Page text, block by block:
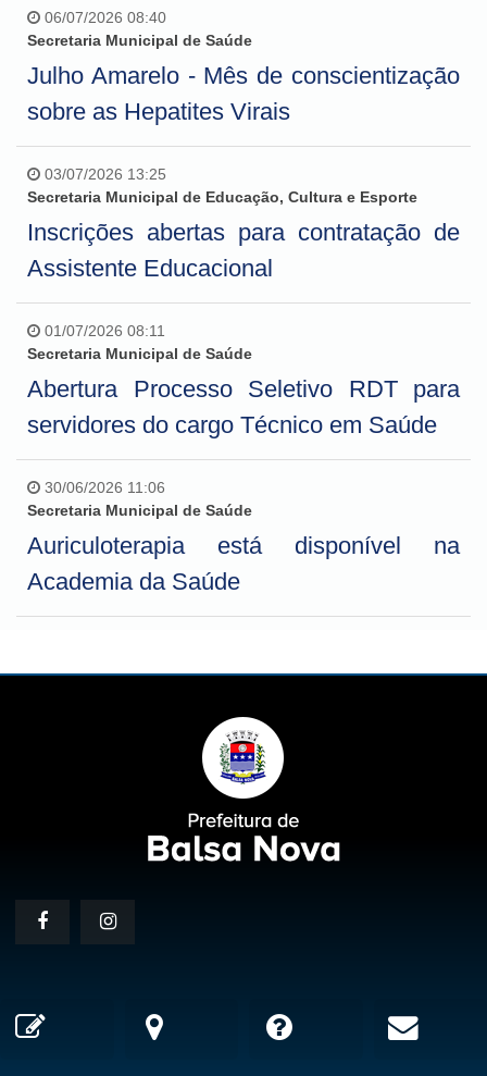
06/07/2026 08:40
Secretaria Municipal de Saúde
Julho Amarelo - Mês de conscientização
sobre as Hepatites Virais
03/07/2026 13:25
Secretaria Municipal de Educação, Cultura e Esporte
Inscrições abertas para contratação de
Assistente Educacional
01/07/2026 08:11
Secretaria Municipal de Saúde
Abertura Processo Seletivo RDT para
servidores do cargo Técnico em Saúde
30/06/2026 11:06
Secretaria Municipal de Saúde
Auriculoterapia está disponível na
Academia da Saúde